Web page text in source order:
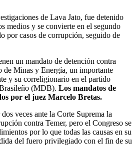
de Lava Jato, fue detenido
medios y se convierte en el segundo
por casos de corrupción, seguido de
un mandato de detención contra
de Minas y Energía, un importante
y su correligionario en el partido
(MDB). Los mandatos de
por el juez Marcelo Bretas.
veces ante la Corte Suprema la
contra Temer, pero el Congreso se
por lo que todas las causas en su
del fuero privilegiado con el fin de su